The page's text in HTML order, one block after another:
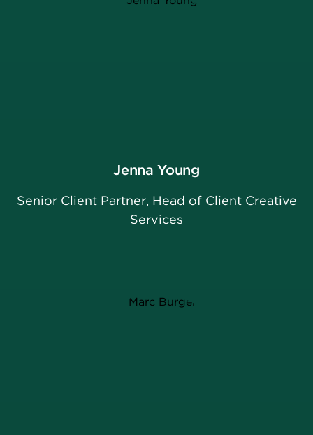
Jenna Young
Senior Client Partner, Head of Client Creative
Services